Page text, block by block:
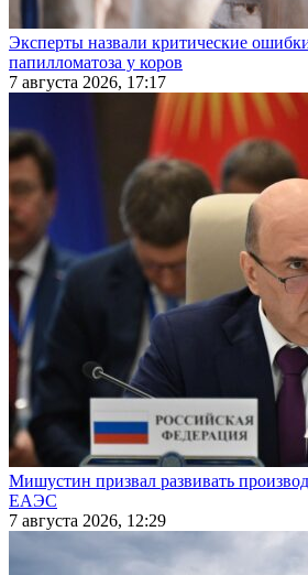
Эксперты назвали критические
папилломатоза у коров
7 августа 2026, 17:17
Мишустин призвал развивать
ЕАЭС
7 августа 2026, 12:29